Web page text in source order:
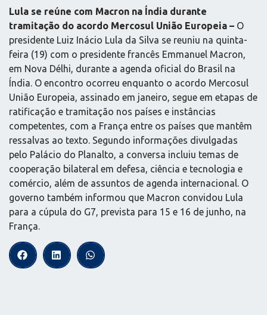
Lula se reúne com Macron na Índia durante
tramitação do acordo Mercosul União Europeia – O
presidente Luiz Inácio Lula da Silva se reuniu na quinta-
feira (19) com o presidente francês Emmanuel Macron,
em Nova Délhi, durante a agenda oficial do Brasil na
Índia. O encontro ocorreu enquanto o acordo Mercosul
União Europeia, assinado em janeiro, segue em etapas de
ratificação e tramitação nos países e instâncias
competentes, com a França entre os países que mantêm
ressalvas ao texto. Segundo informações divulgadas
pelo Palácio do Planalto, a conversa incluiu temas de
cooperação bilateral em defesa, ciência e tecnologia e
comércio, além de assuntos de agenda internacional. O
governo também informou que Macron convidou Lula
para a cúpula do G7, prevista para 15 e 16 de junho, na
França.